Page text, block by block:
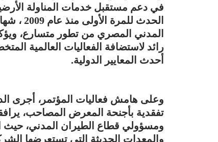
في دعم مستقبل خدمات المناولة
الحدث
المدني المصري من تطور متسارع،
رائد لاستضافة الفعاليات العالمية
أحدث المعايير الدولية.
وعلى هامش فعاليات المؤتمر، أجرى
تفقدية بأجنحة المعرض المصاحب،
ومسؤولي قطاع الطيران المدني، حيث
والمعدات الحديثة التي تستعرضها